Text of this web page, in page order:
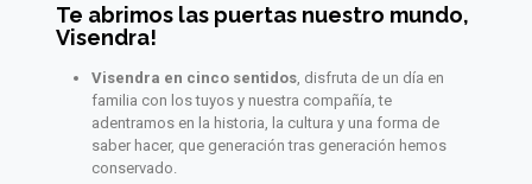
Te abrimos las puertas nuestro mundo,
Visendra!
Visendra en cinco sentidos, disfruta de un día en
familia con los tuyos y nuestra compañía, te
adentramos en la historia, la cultura y una forma de
saber hacer, que generación tras generación hemos
conservado.